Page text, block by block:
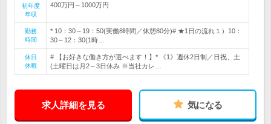
初年度
年収
400万円～1000万円
勤務
時間
* 10：30～19：50(実働8時間／休憩80分)# ★1日の流れ１）10：
30～12：30(1時…
休日
休暇
# 【お好きな働き方が選べます！】* 《1》週休2日制／日祝、土
(土曜日は月2～3日休み ※当社カレ…
求人詳細を見る 気になる